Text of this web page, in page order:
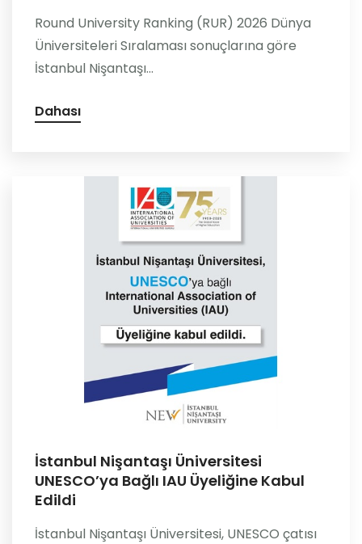
Round University Ranking (RUR) 2026 Dünya
Üniversiteleri Sıralaması sonuçlarına göre
İstanbul Nişantaşı...
Dahası
İstanbul Nişantaşı Üniversitesi
UNESCO’ya Bağlı IAU Üyeliğine Kabul
Edildi
İstanbul Nişantaşı Üniversitesi, UNESCO çatısı